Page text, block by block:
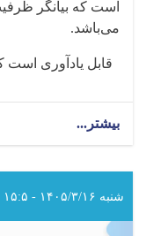
است که بیانگر
می‌باشد.
قابل یادآوری است
بیشتر...
گذشته
در
شنبه ۱۴۰۵/۳/۱۶ - ۱۵:۵